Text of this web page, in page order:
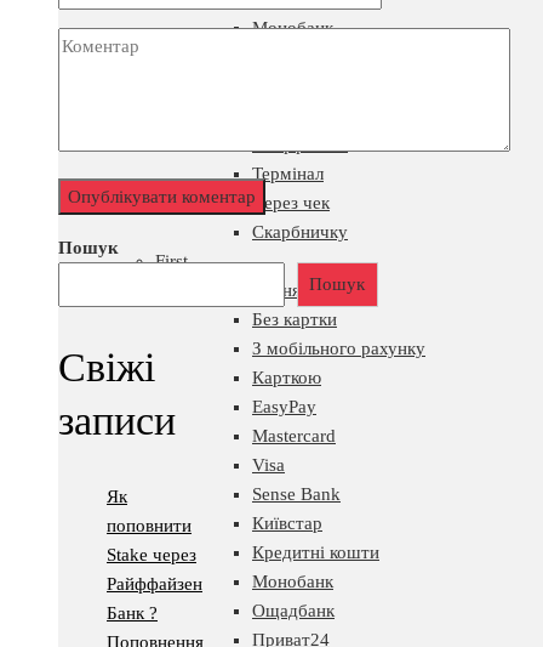
Монобанк
Термінал
Через чек
Скарбничку
First
Поповнення
Без картки
З мобільного рахунку
Карткою
EasyPay
Mastercard
Visa
Sense Bank
Київстар
Кредитні кошти
Монобанк
Ощадбанк
Приват24
Пошук
Пошук
Свіжі
записи
Як
поповнити
Stake через
Райффайзен
Банк ?
Поповнення